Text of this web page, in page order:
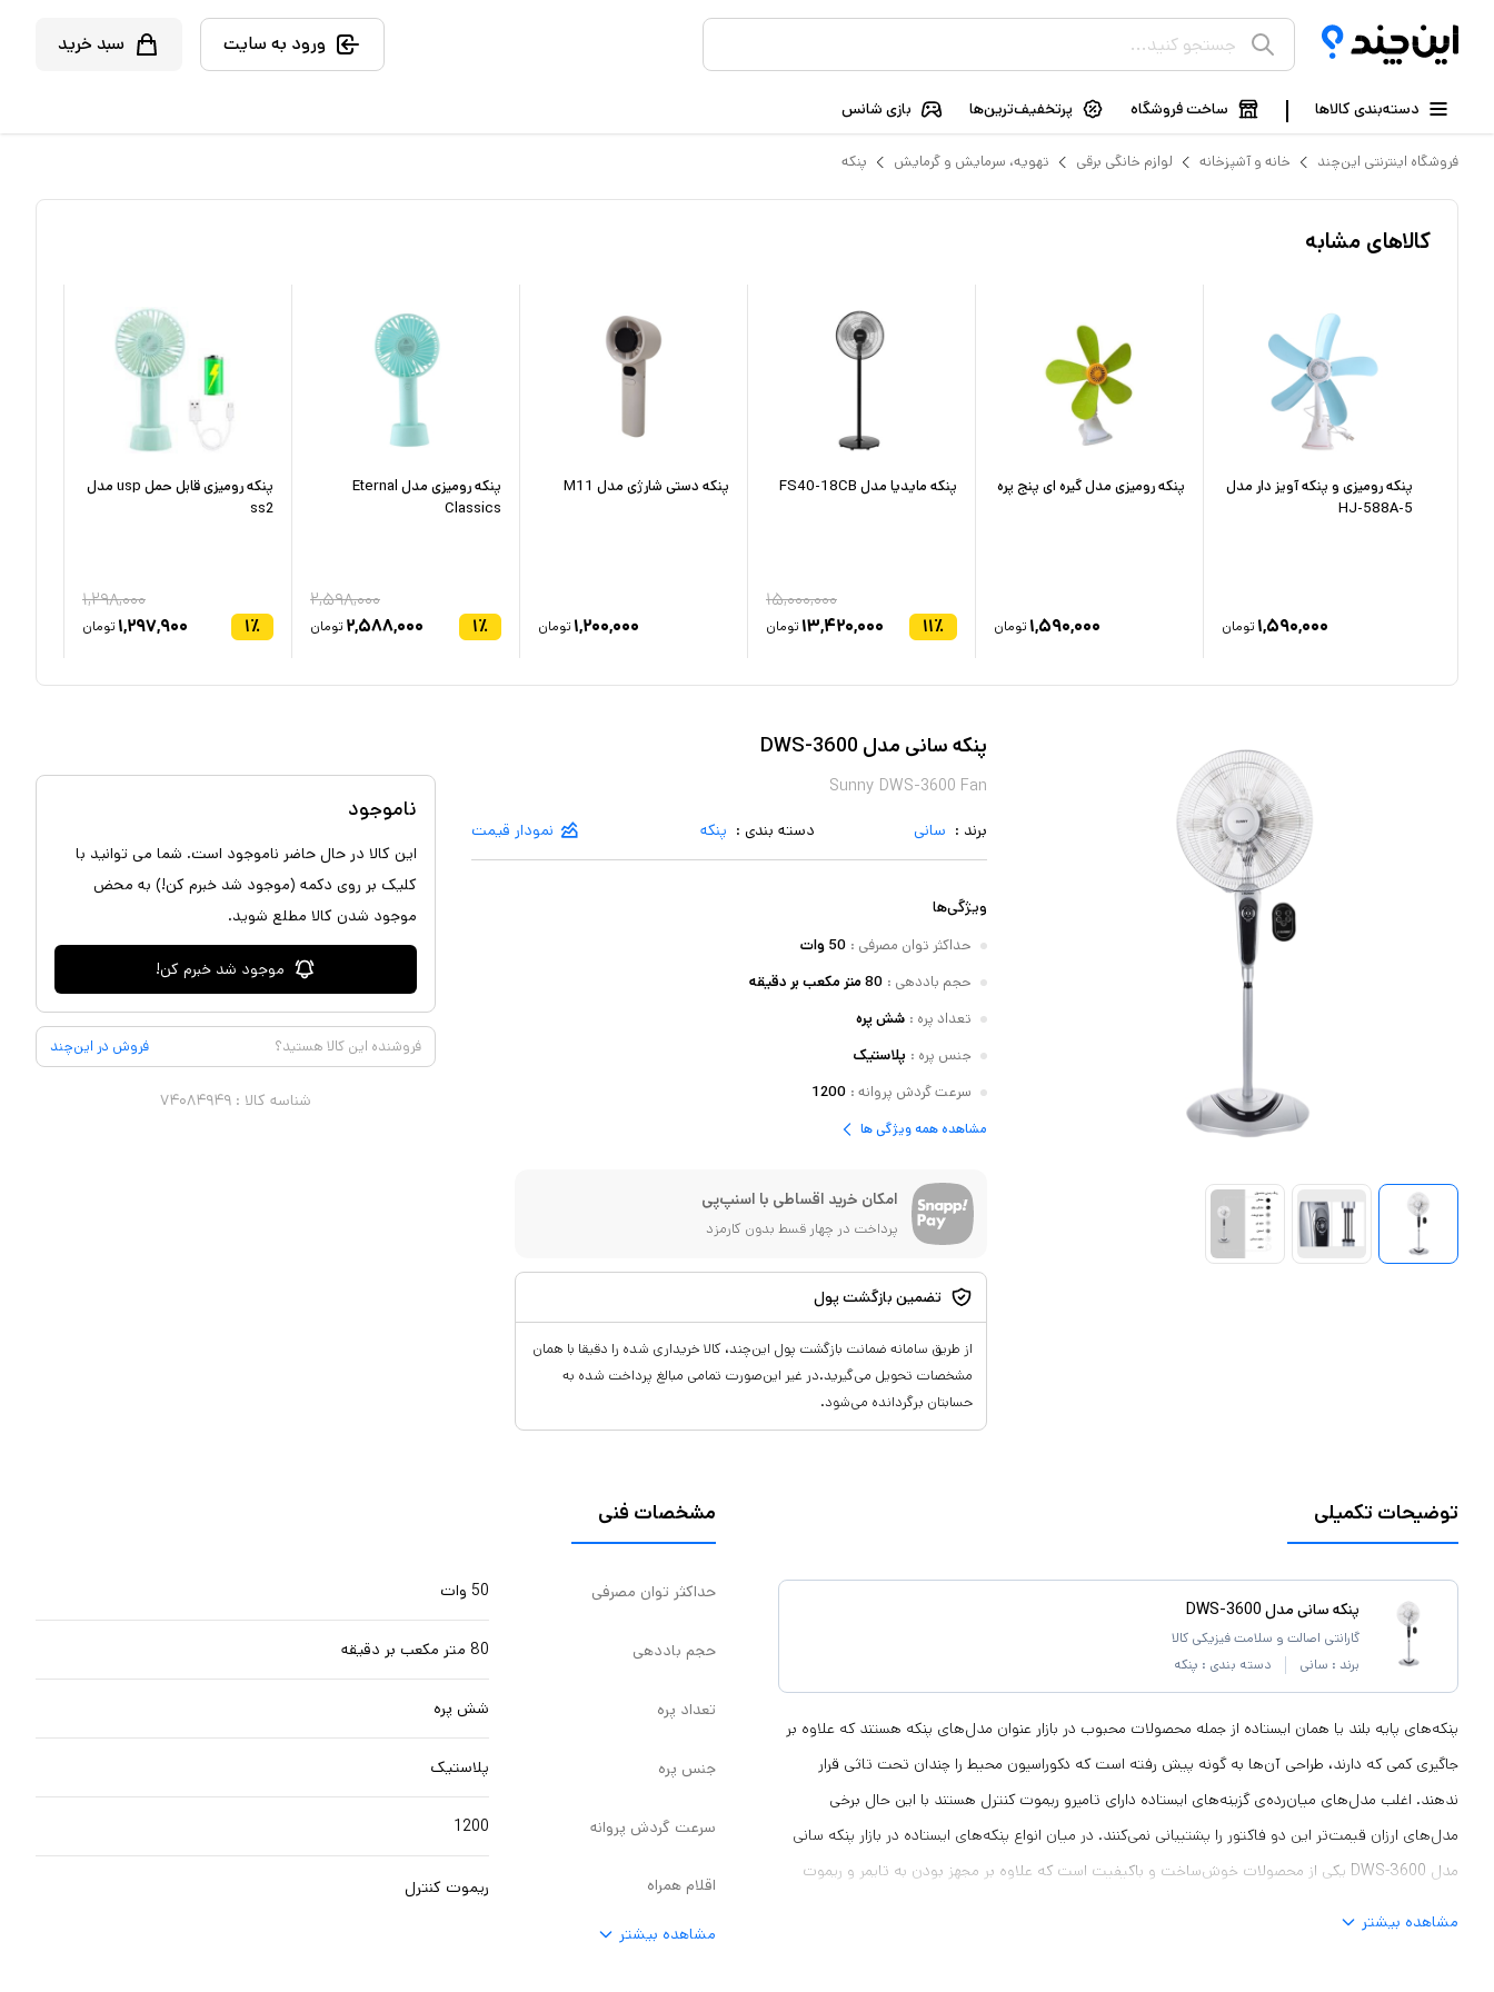
ورود به سایت سبد خرید
دسته‌بندی کالاها ساخت فروشگاه پرتخفیف‌ترین‌ها بازی شانس
فروشگاه اینترنتی این‌چند خانه و آشپزخانه لوازم خانگی برقی تهویه، سرمایش و گرمایش پنکه
کالاهای مشابه
پنکه رومیزی و پنکه آویز دار مدل
HJ-588A-5
۱,۵۹۰,۰۰۰ تومان
پنکه رومیزی مدل گیره ای پنج پره
۱,۵۹۰,۰۰۰ تومان
پنکه مایدیا مدل FS40-18CB
۱۱٪
۱۵,۰۰۰,۰۰۰
۱۳,۴۲۰,۰۰۰ تومان
پنکه دستی شارژی مدل M11
۱,۲۰۰,۰۰۰ تومان
پنکه رومیزی مدل Eternal
Classics
۱٪
۲,۵۹۸,۰۰۰
۲,۵۸۸,۰۰۰ تومان
پنکه رومیزی قابل حمل usp مدل
ss2
۱٪
۱,۲۹۸,۰۰۰
۱,۲۹۷,۹۰۰ تومان
پنکه سانی مدل DWS-3600
Sunny DWS-3600 Fan
برند : سانی دسته بندی : پنکه نمودار قیمت
ویژگی‌ها
حداکثر توان مصرفی : 50 وات
حجم باددهی : 80 متر مکعب بر دقیقه
تعداد پره : شش پره
جنس پره : پلاستیک
سرعت گردش پروانه :
1200
مشاهده همه ویژگی ها
امکان خرید اقساطی با اسنپ‌پی
پرداخت در چهار قسط بدون کارمزد
تضمین بازگشت پول
از طریق سامانه ضمانت بازگشت پول این‌چند، کالا خریداری شده را دقیقا با همان
مشخصات تحویل می‌گیرید.در غیر این‌صورت تمامی مبالغ پرداخت شده به
حسابتان برگردانده می‌شود.
ناموجود
این کالا در حال حاضر ناموجود است. شما می توانید با
کلیک بر روی دکمه (موجود شد خبرم کن!) به محض
موجود شدن کالا مطلع شوید.
موجود شد خبرم کن!
فروشنده این کالا هستید؟ فروش در این‌چند
شناسه کالا : ۷۴۰۸۴۹۴۹
توضیحات تکمیلی
پنکه سانی مدل DWS-3600
گارانتی اصالت و سلامت فیزیکی کالا
برند : سانی دسته بندی : پنکه
پنکه‌های پایه بلند یا همان ایستاده از جمله محصولات محبوب در بازار عنوان مدل‌های پنکه هستند که علاوه بر
جاگیری کمی که دارند، طراحی آن‌ها به گونه پیش رفته است که دکوراسیون محیط را چندان تحت تاثی قرار
ندهند. اغلب مدل‌های میان‌رده‌ی گزینه‌های ایستاده دارای تامیرو ریموت کنترل هستند با این حال برخی
مدل‌های ارزان قیمت‌تر این دو فاکتور را پشتیبانی نمی‌کنند. در میان انواع پنکه‌های ایستاده در بازار پنکه سانی
مدل DWS-3600 یکی از محصولات خوش‌ساخت و باکیفیت است که علاوه بر مجهز بودن به تایمر و ریموت
مشاهده بیشتر
مشخصات فنی
حداکثر توان مصرفی 50 وات
حجم باددهی 80 متر مکعب بر دقیقه
تعداد پره شش پره
جنس پره پلاستیک
سرعت گردش پروانه 1200
اقلام همراه ریموت کنترل
مشاهده بیشتر